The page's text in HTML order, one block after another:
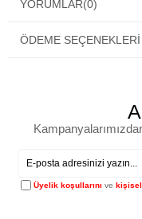
YORUMLAR(0)
ÖDEME SEÇENEKLERI
Üyelik koşullarını ve